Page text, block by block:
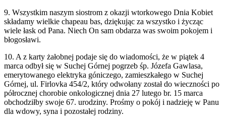
9. Wszystkim naszym siostrom z okazji wtorkowego Dnia Kobiet
składamy wielkie chapeau bas, dziękując za wszystko i życząc
wiele łask od Pana. Niech On sam obdarza was swoim pokojem i
błogosławi.
10. A z karty żałobnej podaje się do wiadomości, że w piątek 4
marca odbył się w Suchej Górnej pogrzeb śp. Józefa Gawlasa,
emerytowanego elektryka góniczego, zamieszkałego w Suchej
Górnej, ul. Firlovka 454/2, który odwołany został do wieczności po
półrocznej chorobie onkologicznej dnia 27 lutego br. 15 marca
obchodziłby swoje 67. urodziny. Prośmy o pokój i nadzieję w Panu
dla wdowy, syna i pozostałej rodziny.